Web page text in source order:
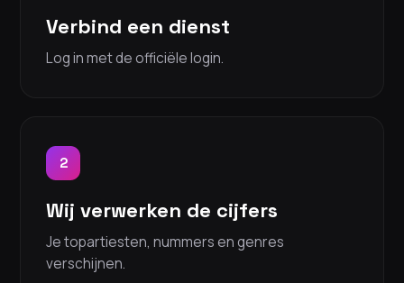
Verbind een dienst
Log in met de officiële login.
2
Wij verwerken de cijfers
Je topartiesten, nummers en genres
verschijnen.